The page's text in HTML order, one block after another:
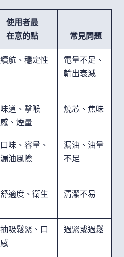
使用者最
在意的點
常見問題
續航、穩定性
電量不足、
輸出衰減
味道、擊喉
感、煙量
燒芯、焦味
口味、容量、
漏油風險
漏油、油量
不足
舒適度、衛生 清潔不易
抽吸鬆緊、口
感
過緊或過鬆